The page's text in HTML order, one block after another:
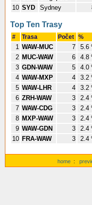
10 SYD Sydney
Top Ten Trasy
# Trasa Počet %
1 WAW-MUC 7
5.6
2 MUC-WAW 6
4.8
3 GDN-WAW 5
4.0
4 WAW-MXP 4
3.2
5 WAW-LHR 4
3.2
6 ZRH-WAW 3
2.4
7 WAW-CDG 3
2.4
8 MXP-WAW 3
2.4
9 WAW-GDN 3
2.4
10 FRA-WAW 3 2.4
home :